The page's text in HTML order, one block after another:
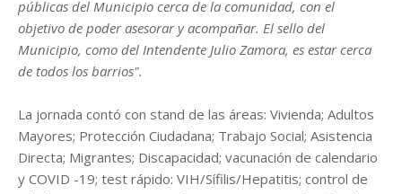
públicas del Municipio cerca de la comunidad, con el
objetivo de poder asesorar y acompañar. El sello del
Municipio, como del Intendente Julio Zamora, es estar cerca
de todos los barrios".
La jornada contó con stand de las áreas: Vivienda; Adultos
Mayores; Protección Ciudadana; Trabajo Social; Asistencia
Directa; Migrantes; Discapacidad; vacunación de calendario
y COVID -19; test rápido: VIH/Sífilis/Hepatitis; control de